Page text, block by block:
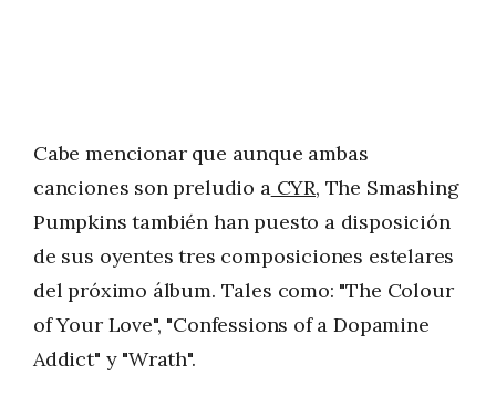
Cabe mencionar que aunque ambas
canciones son preludio aCYR, The Smashing
Pumpkins también han puesto a disposición
de sus oyentes tres composiciones estelares
del próximo álbum. Tales como: "The Colour
of Your Love", "Confessions of a Dopamine
Addict" y "Wrath".